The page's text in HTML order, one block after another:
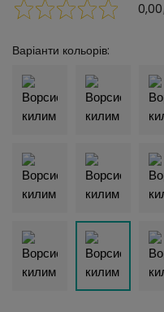
0,00
Варіанти кольорів: